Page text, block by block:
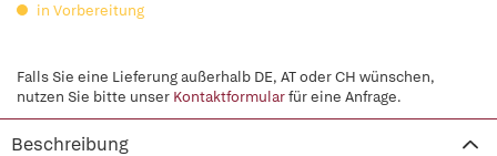
in Vorbereitung
Falls Sie eine Lieferung außerhalb DE, AT oder CH wünschen,
nutzen Sie bitte unser Kontaktformularfür eine Anfrage.
Beschreibung